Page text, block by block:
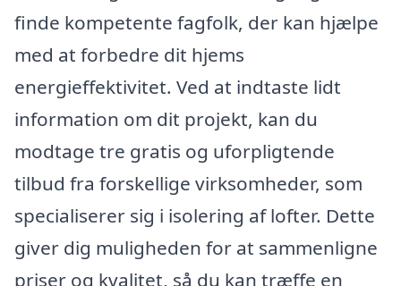
finde kompetente fagfolk, der kan hjælpe
med at forbedre dit hjems
energieffektivitet. Ved at indtaste lidt
information om dit projekt, kan du
modtage tre gratis og uforpligtende
tilbud fra forskellige virksomheder, som
specialiserer sig i isolering af lofter. Dette
giver dig muligheden for at sammenligne
priser og kvalitet, så du kan træffe en